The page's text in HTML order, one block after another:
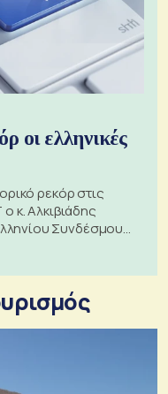
οι ελληνικές
ρεκόρ στις
κ. Αλκιβιάδης
Συνδέσμου